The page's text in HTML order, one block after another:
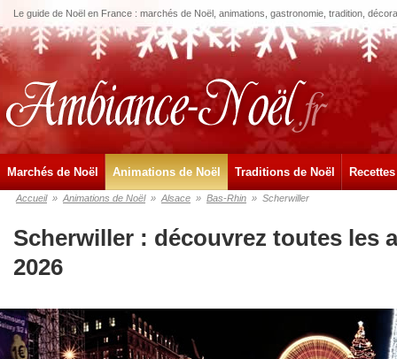
Le guide de Noël en France : marchés de Noël, animations, gastronomie, tradition,
Marchés de Noël Animations de Noël Traditions de Noël
Accueil » Animations de Noël » Alsace » Bas-Rhin » Scherwiller
Scherwiller : découvrez toutes les
2026